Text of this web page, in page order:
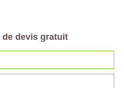
de devis gratuit